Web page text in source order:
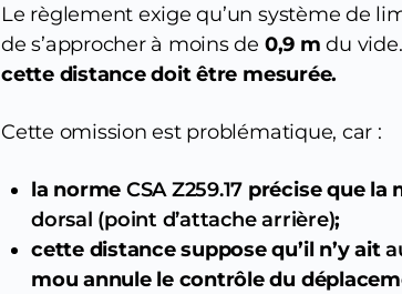
Le règlement exige qu’un système de
de s’approcher à moins de 0,9 m du
cette distance doit être mesurée.
Cette omission est problématique, car :
la norme CSA Z259.17 précise que la
dorsal (point d’attache arrière);
cette distance suppose qu’il n’y ait
mou annule le contrôle du